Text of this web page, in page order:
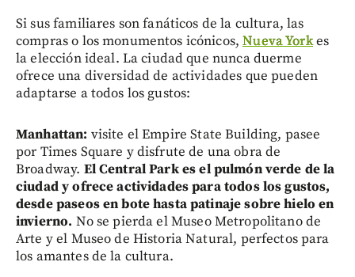
Si sus familiares son fanáticos de la cultura, las
compras o los monumentos icónicos,Nueva Yorkes
la elección ideal. La ciudad que nunca duerme
ofrece una diversidad de actividades que pueden
adaptarse a todos los gustos:
Manhattan: visite el Empire State Building, pasee
por Times Square y disfrute de una obra de
Broadway. El Central Park es el pulmón verde de la
ciudad y ofrece actividades para todos los gustos,
desde paseos en bote hasta patinaje sobre hielo en
invierno. No se pierda el Museo Metropolitano de
Arte y el Museo de Historia Natural, perfectos para
los amantes de la cultura.